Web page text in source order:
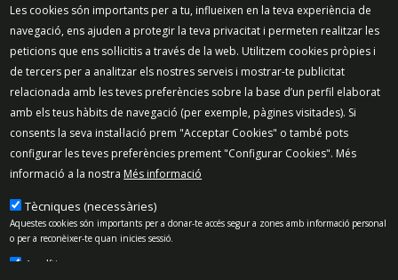
Segueix-nos a:
Mapa del lloc
Política de Privacitat
Política de Xarxes Socials
Política de cookies
Protecció de dades
Avís legal
Contacte
Preguntes freqüents
© 2025 - Ajuntament de Vilassar de Mar
Les cookies són importants per a tu, influeixen en la teva experiència de
navegació, ens ajuden a protegir la teva privacitat i permeten realitzar les
peticions que ens sol·licitis a través de la web. Utilitzem cookies pròpies i
de tercers per a analitzar els nostres serveis i mostrar-te publicitat
relacionada amb les teves preferències sobre la base d’un perfil elaborat
amb els teus hàbits de navegació (per exemple, pàgines visitades). Si
consents la seva instal·lació prem "Acceptar Cookies" o també pots
configurar les teves preferències prement "Configurar Cookies". Més
informació a la nostra Més informació
Tècniques (necessàries)
Aquestes cookies són importants per a donar-te accés segur a zones amb informació personal
o per a reconèixer-te quan inicies sessió.
Analítiques